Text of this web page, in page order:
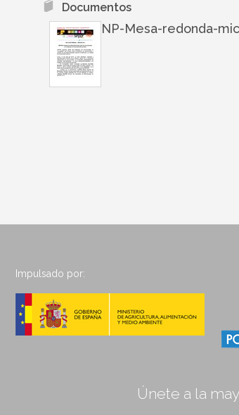
Documentos
NP-Mesa-redonda-
Impulsado por:
Únete a la